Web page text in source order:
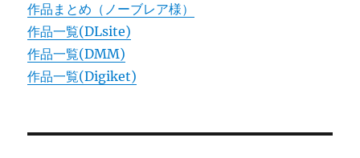
作品まとめ（ノーブレア様）
作品一覧(DLsite)
作品一覧(DMM)
作品一覧(Digiket)